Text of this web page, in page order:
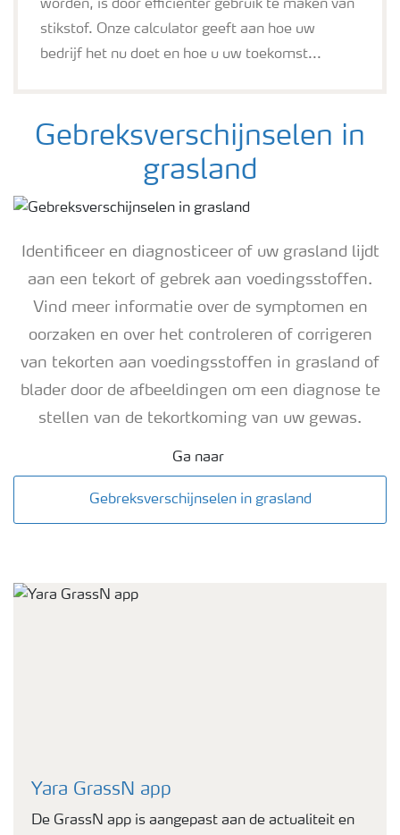
worden, is door efficiënter gebruik te maken van
stikstof. Onze calculator geeft aan hoe uw
bedrijf het nu doet en hoe u uw toekomst...
Gebreksverschijnselen in
grasland
Identificeer en diagnosticeer of uw grasland lijdt
aan een tekort of gebrek aan voedingsstoffen.
Vind meer informatie over de symptomen en
oorzaken en over het controleren of corrigeren
van tekorten aan voedingsstoffen in grasland of
blader door de afbeeldingen om een ​​diagnose te
stellen van de tekortkoming van uw gewas.
Ga naar
Gebreksverschijnselen in grasland
Yara GrassN app
De GrassN app is aangepast aan de actualiteit en